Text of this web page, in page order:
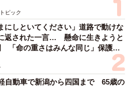
ピック
にしといてください」道路で動けな
返された一言… 懸命に生きようと
「命の重さはみんな同じ」保護団
自動車で新潟から四国まで 65歳の